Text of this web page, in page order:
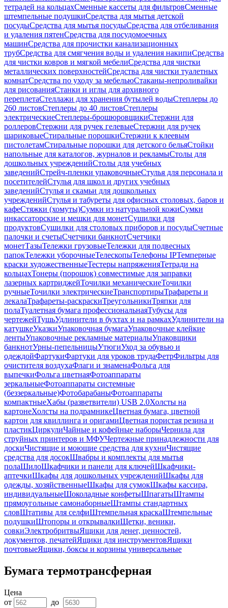
тетрадей на кольцахСменные кассеты для фильтровСменные
штемпельные подушкиСредства для мытья детской
посудыСредства для мытья посудыСредства для отбеливания
и удаления пятенСредства для посудомоечных
машинСредства для прочистки канализационных
трубСредства для смягчения воды и удаления накипиСредства
для чистки ковров и мягкой мебелиСредства для чистки
металлических поверхностейСредства для чистки туалетных
комнатСредства по уходу за мебельюСтаканы-непроливайки
для рисованияСтанки и иглы для архивного
переплетаСтеллажи для хранения бутылей водыСтеплеры до
260 листовСтеплеры до 40 листовСтеплеры
электрическиеСтеплеры-брошюровщикиСтержни для
роллеровСтержни для ручек гелевыеСтержни для ручек
шариковыеСтиральные порошкиСтержни к клеевым
пистолетамСтиральные порошки для детского бельяСтойки
напольные для каталогов, журналов и рекламыСтолы для
дошкольных учрежденийСтолы для учебных
заведенийСтрейч-пленки упаковочныеСтулья для персонала и
посетителейСтулья для школ и других учебных
заведенийСтулья и скамьи для дошкольных
учрежденийСтулья и табуреты для офисных столовых, баров и
кафеСтяжки (хомуты)Сумки из натуральной кожиСумки
инкассаторские и мешки для монетСушилки для
продуктовСушилки для столовых приборов и посудыСчетные
палочки и счетыСчетчики банкнотСчетчики
монетТазыТележки грузовыеТележки для подвесных
папокТележки уборочныеТелескопыТелефоны IPТемперные
краски художественныеТестеры напряженияТетради на
кольцахТонеры (порошок) совместимые для заправки
лазерных картриджейТочилки механическиеТочилки
ручныеТочилки электрическиеТранспортирыТрафареты и
лекалаТрафареты-раскраскиТреугольникиТряпки для
полаТуалетная бумага профессиональнаяТубусы для
чертежейТушьУдлинители в бухтах и на рамкахУдлинители на
катушкеУказкиУпаковочная бумагаУпаковочные клейкие
лентыУпаковочные рекламные материалыУпаковщики
банкнотУрны-пепельницыУтюгиУход за обувью и
одеждойФартукиФартуки для уроков трудаФетрФильтры для
очистителя воздухаФлаги и знаменаФольга для
выпечкиФольга цветнаяФотоаппараты
зеркальныеФотоаппараты системные
(беззеркальные)ФотобарабаныФотоаппараты
компактныеХабы (разветвители) USB 2.0Холсты на
картонеХолсты на подрамникеЦветная бумага, цветной
картон для квиллинга и оригамиЦветная пористая резина и
пластикЦиркулиЧайные и кофейные наборыЧернила для
струйных принтеров и МФУЧертежные принадлежности для
доскиЧистящие и моющие средства для кухниЧистящие
средства для досокШвабры и комплекты для мытья
полаШилоШкафчики и панели для ключейШкафчики-
аптечкиШкафы для дошкольных учрежденийШкафы для
одежды, хозяйственныеШкафы для сумокШкафы кассира,
индивидуальныеШоколадные конфетыШпагатыШтампы
прямоугольные самонаборныеШтампы стандартных
словШтативы для селфиШтемпельная краскаШтемпельные
подушкиШтопоры и открывалкиЩетки, веники,
совкиЭлектробритвыЯщики для денег, ценностей,
документов, печатейЯщики для инструментовЯщики
почтовыеЯщики, боксы и корзины универсальные
Бумага термотрансферная
Цена
от
до